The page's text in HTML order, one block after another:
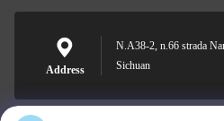
Address
N.A38-2, n.66 strada
Sichuan